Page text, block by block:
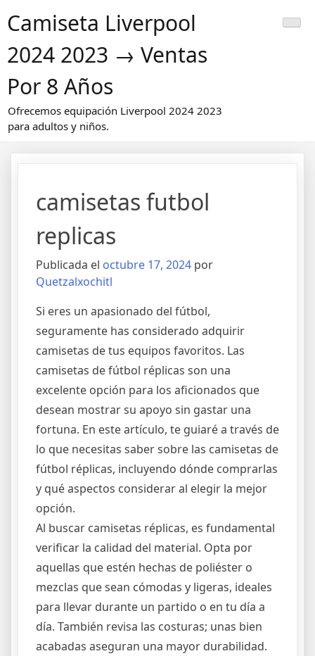
alCamiseta Liverpool
2024 2023 → Ventas
Por 8 Años
Ofrecemos equipación Liverpool 2024 2023
para adultos y niños.
camisetas futbol
replicas
Publicada el octubre 17, 2024 por
Quetzalxochitl
Si eres un apasionado del fútbol,
seguramente has considerado adquirir
camisetas de tus equipos favoritos. Las
camisetas de fútbol réplicas son una
excelente opción para los aficionados que
desean mostrar su apoyo sin gastar una
fortuna. En este artículo, te guiaré a través de
lo que necesitas saber sobre las camisetas de
fútbol réplicas, incluyendo dónde comprarlas
y qué aspectos considerar al elegir la mejor
opción.
Al buscar camisetas réplicas, es fundamental
verificar la calidad del material. Opta por
aquellas que estén hechas de poliéster o
mezclas que sean cómodas y ligeras, ideales
para llevar durante un partido o en tu día a
día. También revisa las costuras; unas bien
acabadas aseguran una mayor durabilidad.